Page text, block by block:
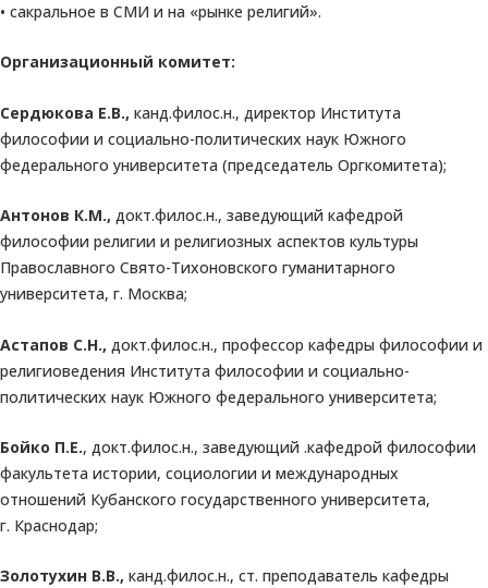
• сакральное в СМИ и на «рынке религий».
Организационный комитет:
Сердюкова Е.В., канд.филос.н., директор Института
философии и социально-политических наук Южного
федерального университета (председатель Оргкомитета);
Антонов К.М., докт.филос.н., заведующий кафедрой
философии религии и религиозных аспектов культуры
Православного Свято-Тихоновского гуманитарного
университета, г. Москва;
Астапов С.Н., докт.филос.н., профессор кафедры философии и
религиоведения Института философии и социально-
политических наук Южного федерального университета;
Бойко П.Е., докт.филос.н., заведующий .кафедрой философии
факультета истории, социологии и международных
отношений Кубанского государственного университета,
г. Краснодар;
Золотухин В.В., канд.филос.н., ст. преподаватель кафедры